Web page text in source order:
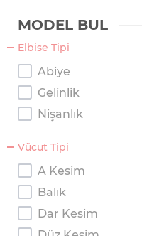
MODEL BUL
Elbise Tipi
Abiye
Gelinlik
Nişanlık
Vücut Tipi
A Kesim
Balık
Dar Kesim